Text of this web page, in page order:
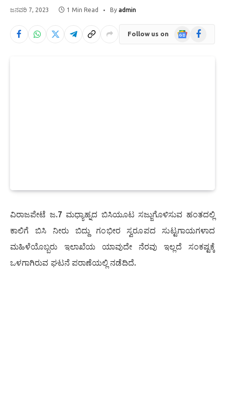
ಜನವರಿ 7, 2023 1 Min Read By admin
Follow us on
GoogleFacebook
ವಿರಾಜಪೇಟೆ ಜ.7 ಮಧ್ಯಾಹ್ನದ ಬಿಸಿಯೂಟ ಸಜ್ಜುಗೊಳಿಸುವ ಹಂತದಲ್ಲಿ
ಕಾಲಿಗೆ ಬಿಸಿ ನೀರು ಬಿದ್ದು ಗಂಭೀರ ಸ್ವರೂಪದ ಸುಟ್ಟಗಾಯಗಳಾದ
ಮಹಿಳೆಯೊಬ್ಬರು ಇಲಾಖೆಯ ಯಾವುದೇ ನೆರವು ಇಲ್ಲದೆ ಸಂಕಷ್ಟಕ್ಕೆ
ಒಳಗಾಗಿರುವ ಘಟನೆ ಪರಾಣೆಯಲ್ಲಿ ನಡೆದಿದೆ.